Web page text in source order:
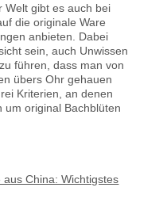
Welt gibt es auch bei
die originale Ware
anbieten. Dabei
sein, auch Unwissen
führen, dass man von
übers Ohr gehauen
Kriterien, an denen
um original Bachblüten
China: Wichtigstes